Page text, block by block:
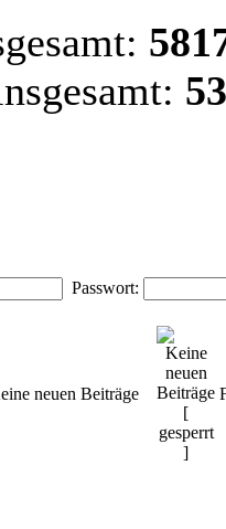
Passwort:
neuen Beiträge